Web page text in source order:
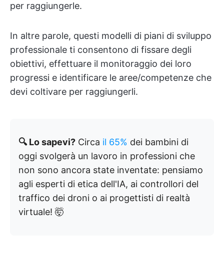
per raggiungerle.
In altre parole, questi modelli di piani di sviluppo
professionale ti consentono di fissare degli
obiettivi, effettuare il monitoraggio dei loro
progressi e identificare le aree/competenze che
devi coltivare per raggiungerli.
🔍 Lo sapevi? Circa il 65% dei bambini di
oggi svolgerà un lavoro in professioni che
non sono ancora state inventate: pensiamo
agli esperti di etica dell'IA, ai controllori del
traffico dei droni o ai progettisti di realtà
virtuale! 🤯